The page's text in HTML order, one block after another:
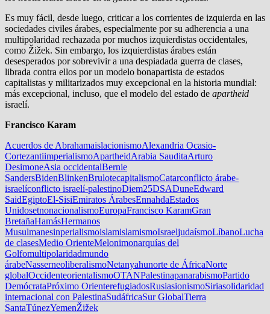
Es muy fácil, desde luego, criticar a los corrientes de izquierda en las
sociedades civiles árabes, especialmente por su adherencia a una
multipolaridad rechazada por muchos izquierdistas occidentales,
como Žižek. Sin embargo, los izquierdistas árabes están
desesperados por sobrevivir a una despiadada guerra de clases,
librada contra ellos por un modelo bonapartista de estados
capitalistas y militarizados muy excepcional en la historia mundial:
más excepcional, incluso, que el modelo del estado de apartheid
israelí.
Francisco Karam
Acuerdos de AbrahamaislacionismoAlexandria Ocasio-
CortezantiimperialismoApartheidArabia SauditaArturo
DesimoneAsia occidentalBernie
SandersBidenBlinkenBrulotecapitalismoCatarconflicto árabe-
israelíconflicto israelí-palestinoDiem25DSADuneEdward
SaidEgiptoEl-SisiEmiratos ÁrabesEnnahdaEstados
UnidosetnonacionalismoEuropaFrancisco KaramGran
BretañaHamásHermanos
MusulmanesinperialismoislamislamismoIsraeljudaísmoLíbanoLucha
de clasesMedio OrienteMelonimonarquías del
Golfomultipolaridadmundo
árabeNasserneoliberalismoNetanyahunorte de ÁfricaNorte
globalOccidenteorientalismoOTANPalestinapanarabismoPartido
DemócrataPróximo OrienterefugiadosRusiasionismoSiriasolidaridad
internacional con PalestinaSudáfricaSur GlobalTierra
SantaTúnezYemenŽižek